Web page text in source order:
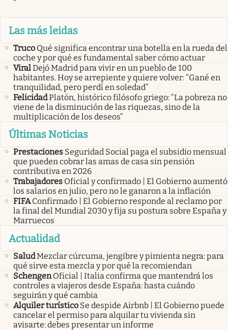
Las más leidas
Truco Qué significa encontrar una botella en la rueda del
coche y por qué es fundamental saber cómo actuar
ViralDejó Madrid para vivir en un pueblo de 100
habitantes. Hoy se arrepiente y quiere volver: “Gané en
tranquilidad, pero perdí en soledad”
FelicidadPlatón, histórico filósofo griego: “La pobreza no
viene de la disminución de las riquezas, sino de la
multiplicación de los deseos”
Últimas Noticias
Prestaciones Seguridad Social paga el subsidio mensual
que pueden cobrar las amas de casa sin pensión
contributiva en 2026
Trabajadores Oficial y confirmado | El Gobierno aumentó
los salarios en julio, pero no le ganaron a la inflación
FIFA Confirmado | El Gobierno responde al reclamo por
la final del Mundial 2030 y fija su postura sobre España y
Marruecos
Actualidad
SaludMezclar cúrcuma, jengibre y pimienta negra: para
qué sirve esta mezcla y por qué la recomiendan
Schengen Oficial | Italia confirma que mantendrá los
controles a viajeros desde España: hasta cuándo
seguirán y qué cambia
Alquiler turístico Se despide Airbnb | El Gobierno puede
cancelar el permiso para alquilar tu vivienda sin
avisarte: debes presentar un informe